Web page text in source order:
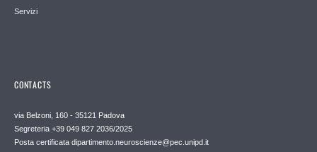
Servizi
CONTACTS
via Belzoni, 160 - 35121 Padova
Segreteria +39 049 827 2036/2025
Posta certificata dipartimento.neuroscienze@pec.unipd.it